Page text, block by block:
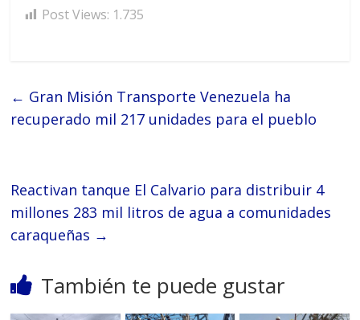
Post Views: 1.735
← Gran Misión Transporte Venezuela ha
recuperado mil 217 unidades para el pueblo
Reactivan tanque El Calvario para distribuir 4
millones 283 mil litros de agua a comunidades
caraqueñas →
También te puede gustar